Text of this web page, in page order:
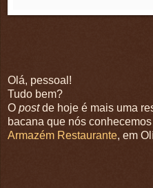
Olá, pessoal!
Tudo bem?
O postde hoje é mais uma
bacana que nós
Armazém Restaurante, em